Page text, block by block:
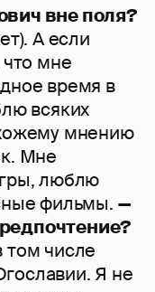
вне поля?
А если
что мне
время в
всяких
мнению
Мне
люблю
фильмы. —
числе
Я не